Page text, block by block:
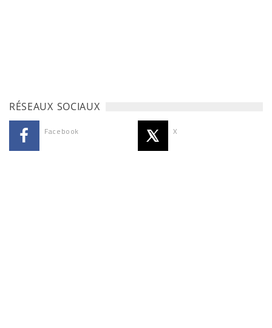
RÉSEAUX SOCIAUX
Facebook X